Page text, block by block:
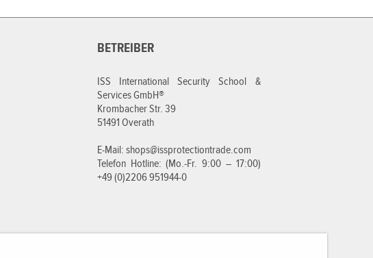
BETREIBER
ISS International Security School &
Services GmbH®
Krombacher Str. 39
51491 Overath
E-Mail: shops@issprotectiontrade.com
Telefon Hotline: (Mo.-Fr. 9:00 – 17:00)
+49 (0)2206 951944-0